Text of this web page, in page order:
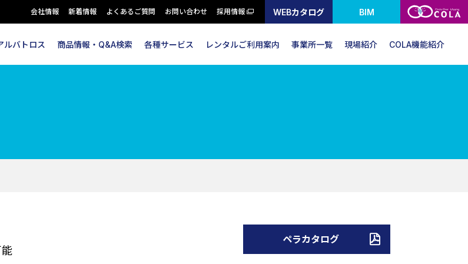
会社情報 新着情報 よくあるご質問 お問い合わせ 採用情報 WEBカタログ BIM
ルバトロス 商品情報・Q&A検索 各種サービス レンタルご利用案内 事業所一覧 現場紹介 COLA機能紹介
ペラカタログ